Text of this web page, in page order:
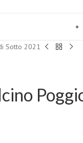
Sotto 2021